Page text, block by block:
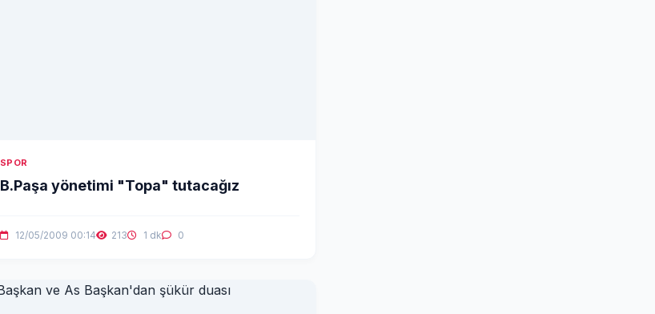
SPOR
B.Paşa yönetimi "Topa" tutacağız
12/05/2009 00:14 213 1 dk 0